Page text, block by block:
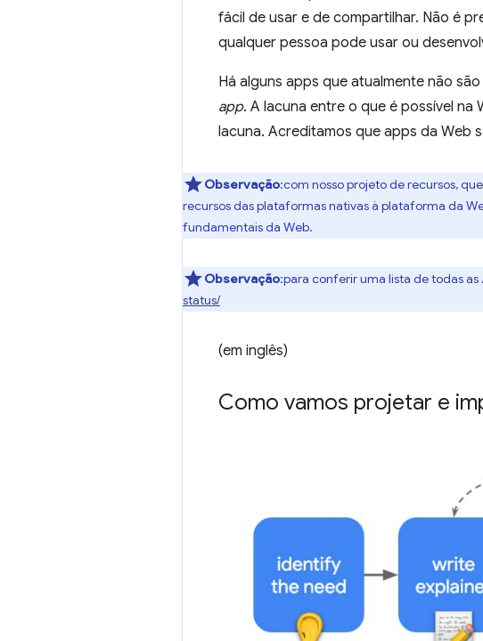
fácil de usar e de compartilhar. Não é
qualquer pessoa pode usar ou
Há alguns apps que atualmente não
app. A lacuna entre o que é possível na
lacuna. Acreditamos que apps da Web
Observação:com nosso projeto de recursos,
recursos das plataformas nativas à plataforma da
fundamentais da Web.
Observação:para conferir uma lista de todas
status/
(em inglês)
Como vamos projetar e